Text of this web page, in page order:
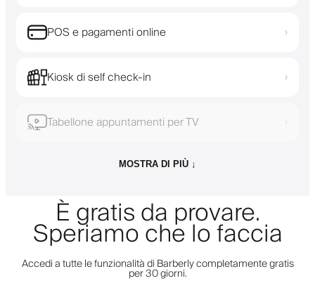
POS e pagamenti online ›
Kiosk di self check-in ›
Tabellone appuntamenti per TV ›
MOSTRA DI PIÙ ↓
È gratis da provare.
Speriamo che lo faccia
Accedi a tutte le funzionalità di Barberly completamente gratis
per 30 giorni.